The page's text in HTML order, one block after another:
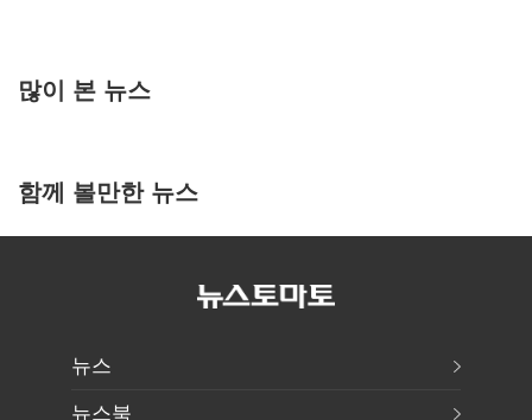
많이 본 뉴스
함께 볼만한 뉴스
뉴스
뉴스북